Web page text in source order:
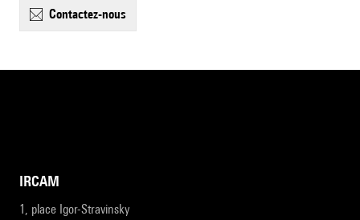
contactez-nous
IRCAM
1, place Igor-Stravinsky